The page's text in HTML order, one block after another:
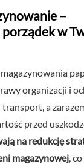
–
w
organizacji i
transport, a
przed
na redukcję
magazynowej,